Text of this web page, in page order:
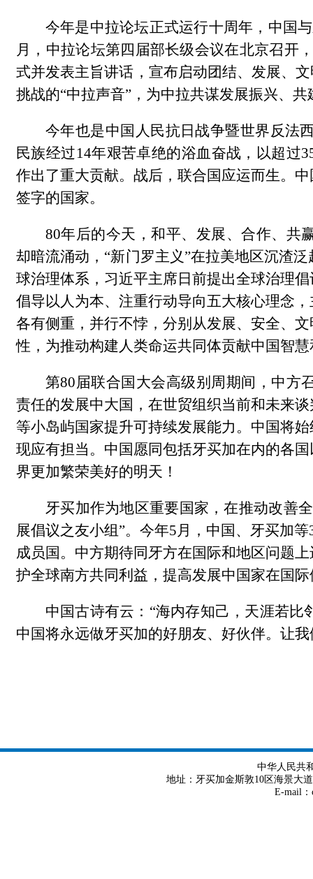
今年是中拉论坛正式运行十周年，中国
月，中拉论坛第四届部长级会议在北京召开
式并发表主旨讲话，宣布启动团结、发展、
挑战的“中拉声音”，为中拉共谋发展振兴、
今年也是中国人民抗日战争暨世界反法
民族经过14年艰苦卓绝的浴血奋战，以超过
作出了重大贡献。战后，联合国应运而生。
签字的国家。
80年后的今天，和平、发展、合作、共
却暗流涌动，“新门罗主义”在拉美地区沉渣
球治理体系，习近平主席日前提出全球治理
倡导以人为本、注重行动导向五大核心理念
各有侧重，并行不悖，分别从发展、安全、
性，为推动构建人类命运共同体贡献中国智
第80届联合国大会高级别周期间，中方
责任的发展中大国，在世贸组织当前和未来
等小岛屿国家提升可持续发展能力。中国将
现应有担当。中国愿同包括牙买加在内的各
界更加繁荣美好的明天！
牙买加作为地区重要国家，在推动改善
展倡议之友小组”。今年5月，中国、牙买加
成员国。中方期待同牙方在国际和地区问题
护全球南方共同利益，提高发展中国家在国
中国古诗有云：“海内存知己，天涯若比
中国将永远做牙买加的好朋友、好伙伴。让
中华人民共
地址：牙买加金斯敦10区海景大道
E-mail：